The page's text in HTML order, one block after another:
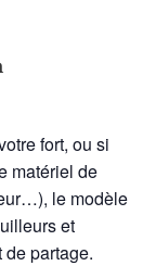
fort, ou si
matériel de
le modèle
et
partage.